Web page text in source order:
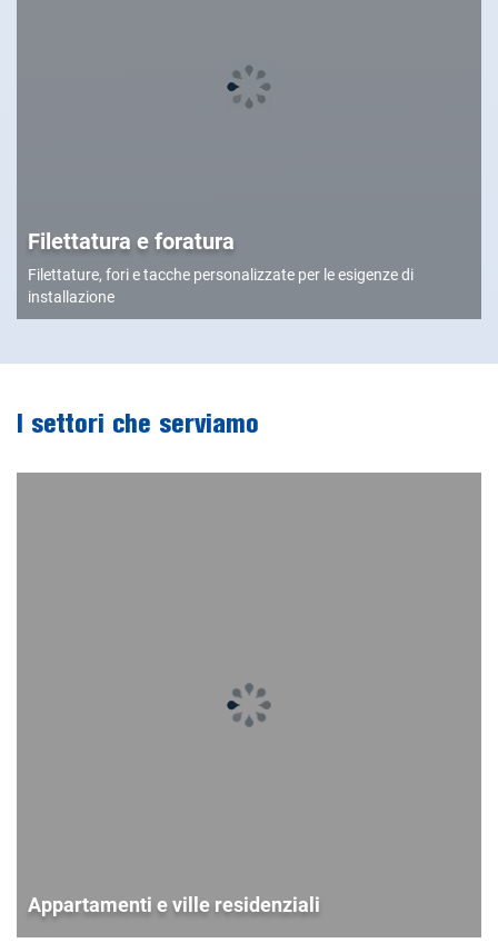
Filettatura e foratura
Filettature, fori e tacche personalizzate per le esigenze di
installazione
I settori che serviamo
Appartamenti e ville residenziali